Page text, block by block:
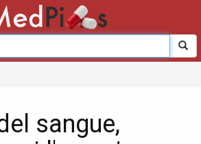
sangue,